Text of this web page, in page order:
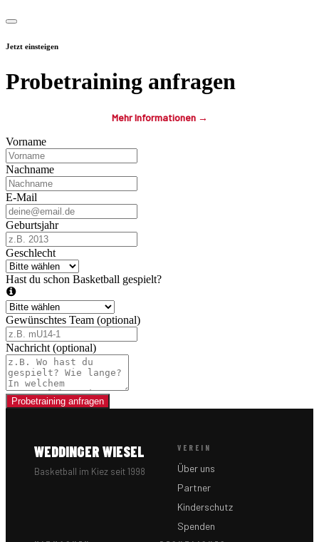
Jetzt einsteigen
Probetraining anfragen
Mehr Informationen →
Vorname
Nachname
E-Mail
Geburtsjahr
Geschlecht
Hast du schon Basketball gespielt?
Gewünschtes Team (optional)
Nachricht (optional)
Probetraining anfragen
WEDDINGER WIESEL
Basketball im Kiez seit 1998
VEREIN
Über uns
Partner
Kinderschutz
Spenden